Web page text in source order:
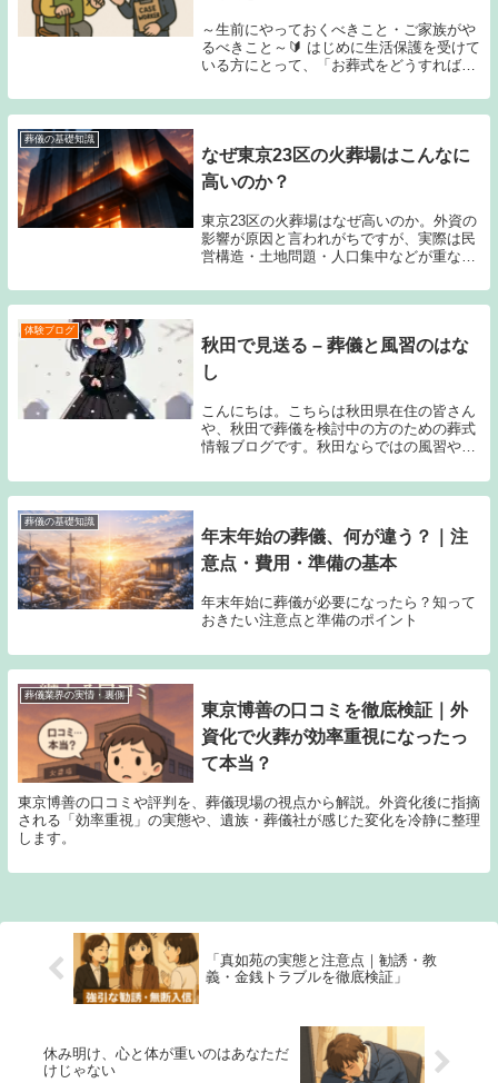
～生前にやっておくべきこと・ご家族がや
るべきこと～🔰 はじめに生活保護を受けて
いる方にとって、「お葬式をどうすればよ
うときに困らないためにも、本人・家族そ
れぞれが準備できることを整理しておきま
葬儀の基礎知識
なぜ東京23区の火葬場はこんなに
高いのか？
東京23区の火葬場はなぜ高いのか。外資の
影響が原因と言われがちですが、実際は民
営構造・土地問題・人口集中などが重なっ
を現場目線で解説します。
体験ブログ
秋田で見送る – 葬儀と風習のはな
し
こんにちは。こちらは秋田県在住の皆さん
や、秋田で葬儀を検討中の方のための葬式
情報ブログです。秋田ならではの風習や、
を踏まえて、参考になる情報をまとめてみ
ました。1. 秋田の葬儀事情・特徴雪国なら
葬儀の基礎知識
年末年始の葬儀、何が違う？｜注
意点・費用・準備の基本
年末年始に葬儀が必要になったら？知って
おきたい注意点と準備のポイント
葬儀業界の実情・裏側
東京博善の口コミを徹底検証｜外
資化で火葬が効率重視になったっ
て本当？
東京博善の口コミや評判を、葬儀現場の視点から解説。外資化後に指摘
される「効率重視」の実態や、遺族・葬儀社が感じた変化を冷静に整理
します。
「真如苑の実態と注意点｜勧誘・教
義・金銭トラブルを徹底検証」
休み明け、心と体が重いのはあなただ
けじゃない